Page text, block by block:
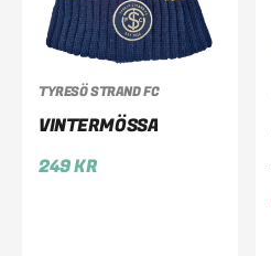
TYRESÖ STRAND FC
VINTERMÖSSA
249KR